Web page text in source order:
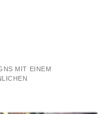
MIT EINEM